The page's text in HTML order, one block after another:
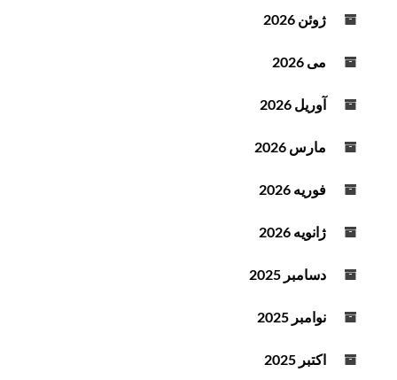
و
ژوئن 2026
می 2026
آوریل 2026
مارس 2026
فوریه 2026
ژانویه 2026
دسامبر 2025
نوامبر 2025
اکتبر 2025